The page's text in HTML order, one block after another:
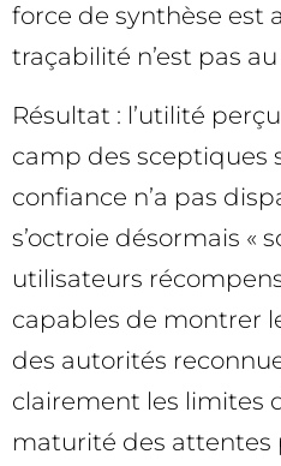
force de synthèse est
traçabilité n’est pas
Résultat : l’utilité
camp des sceptiques
confiance n’a pas
s’octroie désormais «
utilisateurs
capables de montrer
des autorités
clairement les limites
maturité des attentes